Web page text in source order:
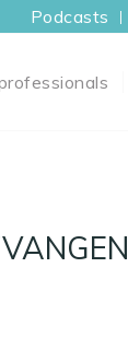
Podcasts